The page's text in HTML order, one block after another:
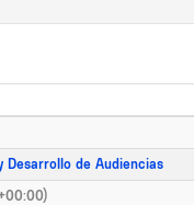
de Audiencias